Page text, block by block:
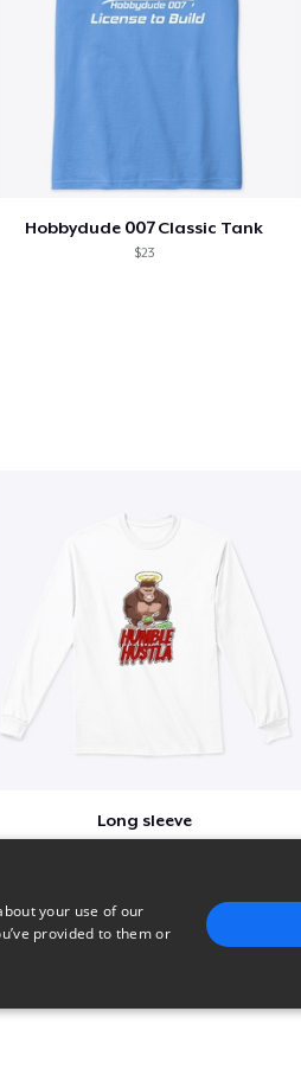
Hobbydude 007 Classic Tank
$23
Long sleeve
your use of our
provided to them or